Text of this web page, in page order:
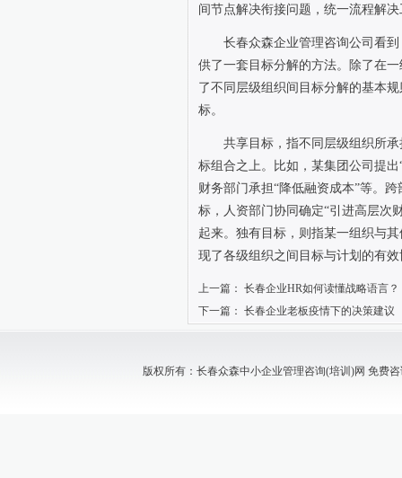
间节点解决衔接问题，统一流程解
长春众森企业管理咨询公司看
供了一套目标分解的方法。除了在
了不同层级组织间目标分解的基本
标。
共享目标，指不同层级组织所
标组合之上。比如，某集团公司提
财务部门承担“降低融资成本”等。
标，人资部门协同确定“引进高层次
起来。独有目标，则指某一组织与
现了各级组织之间目标与计划的有
上一篇： 长春企业HR如何读懂战略语言？
下一篇： 长春企业老板疫情下的决策建议
版权所有：长春众森中小企业管理咨询(培训)网 免费咨